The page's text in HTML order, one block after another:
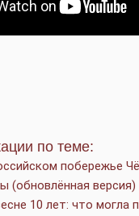
по теме:
побережье
(обновлённая версия)
10 лет: что могла